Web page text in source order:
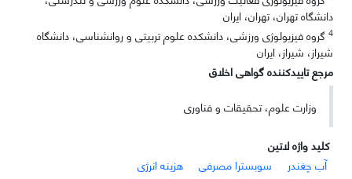
دانشگاه تهران، تهران، ایران
4 گروه فیزیولوژی ورزشی، دانشکده علوم تربیتی و روانشناسی، دانشگاه
شیراز، شیراز، ایران
مرجع تاییدکننده گواهی اخلاق
وزارت علوم، تحقیقات و فناوری
کلید واژه لاتین
آب چغندر
سوبسترا مصرفی
هزینه انرژی